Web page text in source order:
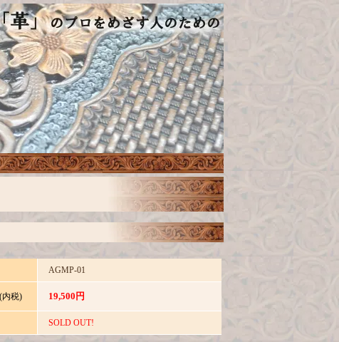
AGMP-01
内税) 19,500円
SOLD OUT!